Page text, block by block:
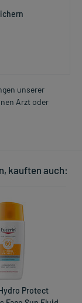
unserer
Arzt oder
kauften auch:
Protect